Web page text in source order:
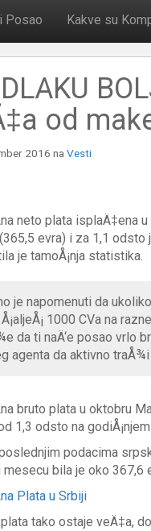
Posao Kakve su
od
2016 na Vesti
neto plata isplaÄ‡ena
evra) i za 1,1 odsto
je tamoÅ¡nja statistika.
je napomenuti da
1000 CVa na
da ti naÄ‘e posao vrlo
agenta da aktivno
bruto plata u oktobru
1,3 odsto na
podacima
bila je oko 367,6
Plata u Srbiji
tako ostaje veÄ‡a,